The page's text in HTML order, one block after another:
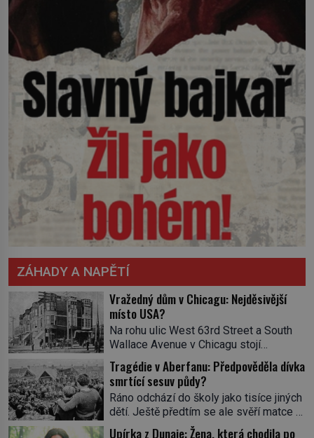
ZÁHADY A NAPĚTÍ
Vražedný dům v Chicagu: Nejděsivější
místo USA?
Na rohu ulic West 63rd Street a South
Wallace Avenue v Chicagu stojí
nenápadná pošta. Nemá žádný speciální
nápis ani pamětní desku. A přesto prý
místní zaměstnanci neradi chodí do
sklepa. Právě tady totiž sídlil sériový
vrah H. H. Holmes a také
nejpropracovanější past na lidi
Tragédie v Aberfanu: Předpověděla dívka
smrtící sesuv půdy?
Ráno odchází do školy jako tisíce jiných
dětí. Ještě předtím se ale svěří matce s
podivným snem. Ve škole, kterou dobře
Upírka z Dunaje: Žena, která chodila po